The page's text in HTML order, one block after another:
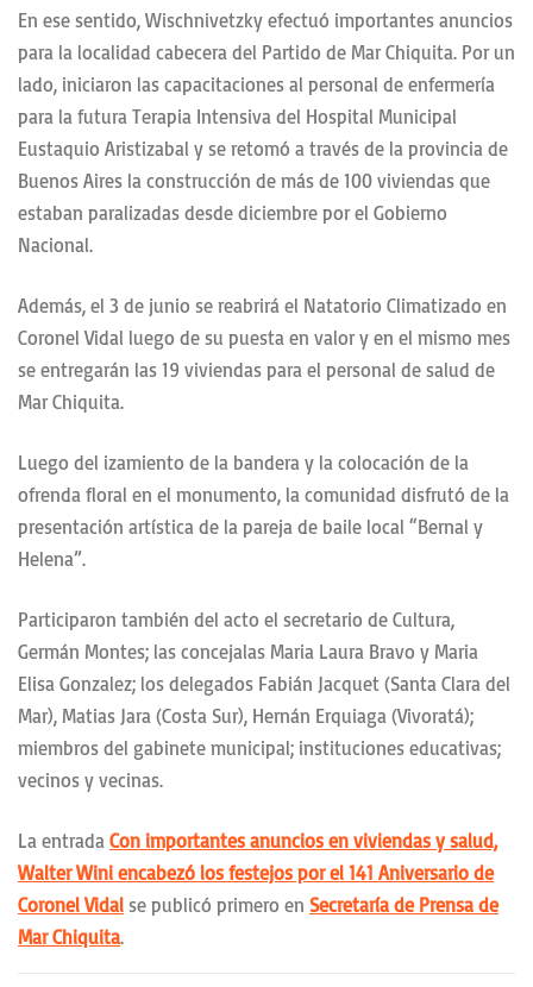
En ese sentido, Wischnivetzky efectuó importantes anuncios
para la localidad cabecera del Partido de Mar Chiquita. Por un
lado, iniciaron las capacitaciones al personal de enfermería
para la futura Terapia Intensiva del Hospital Municipal
Eustaquio Aristizabal y se retomó a través de la provincia de
Buenos Aires la construcción de más de 100 viviendas que
estaban paralizadas desde diciembre por el Gobierno
Nacional.
Además, el 3 de junio se reabrirá el Natatorio Climatizado en
Coronel Vidal luego de su puesta en valor y en el mismo mes
se entregarán las 19 viviendas para el personal de salud de
Mar Chiquita.
Luego del izamiento de la bandera y la colocación de la
ofrenda floral en el monumento, la comunidad disfrutó de la
presentación artística de la pareja de baile local “Bernal y
Helena”.
Participaron también del acto el secretario de Cultura,
Germán Montes; las concejalas Maria Laura Bravo y Maria
Elisa Gonzalez; los delegados Fabián Jacquet (Santa Clara del
Mar), Matias Jara (Costa Sur), Hernán Erquiaga (Vivoratá);
miembros del gabinete municipal; instituciones educativas;
vecinos y vecinas.
La entrada Con importantes anuncios en viviendas y salud,
Walter Wini encabezó los festejos por el 141 Aniversario de
Coronel Vidal se publicó primero en Secretaría de Prensa de
Mar Chiquita.